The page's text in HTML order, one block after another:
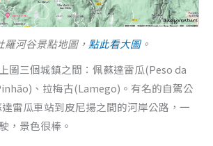
羅河谷景點地圖， 點此看大圖。
圖三個城鎮之間：佩蘇達雷瓜(Peso da
、拉梅古(Lamego)。有名的自駕公
雷瓜車站到皮尼揚之間的河岸公路，一
，景色很棒。